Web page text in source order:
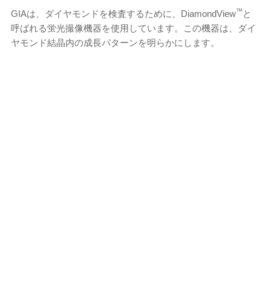
GIAは、ダイヤモンドを検査するために、DiamondView™ と
呼ばれる蛍光撮像機器を使用しています。この機器は、ダイ
ヤモンド結晶内の成長パターンを明らかにします。